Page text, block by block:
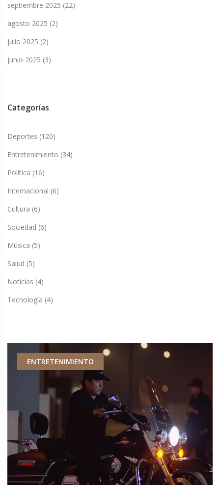
septiembre 2025 (22)
agosto 2025 (2)
julio 2025 (2)
junio 2025 (3)
Categorías
Deportes (120)
Entretenimiento (34)
Política (16)
Internacional (6)
Cultura (6)
Sociedad (6)
Música (5)
Salud (5)
Noticias (4)
Tecnología (4)
ENTRETENIMIENTO